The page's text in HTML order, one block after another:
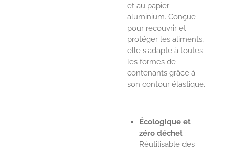
et au papier
aluminium. Conçue
pour recouvrir et
protéger les aliments,
elle s'adapte à toutes
les formes de
contenants grâce à
son contour élastique.
Écologique et
zéro déchet:
Réutilisable des